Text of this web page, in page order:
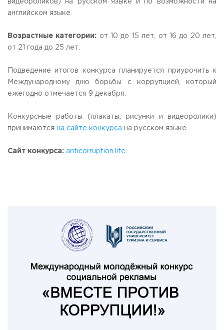
ГРАФИК И РЕЖИМ РАБОТЫ
сб-вс: выходной
вс: выходной.
видеороликов) на русском языке и по возможности на
английском языке.
Возрастные категории: от 10 до 15 лет, от 16 до 20 лет,
от 21 года до 25 лет.
Подведение итогов конкурса планируется приурочить к
Международному дню борьбы с коррупцией, который
ежегодно отмечается 9 декабря.
Конкурсные работы (плакаты, рисунки и видеоролики)
принимаются на сайте конкурса на русском языке.
Сайт конкурса: anticorruption.life